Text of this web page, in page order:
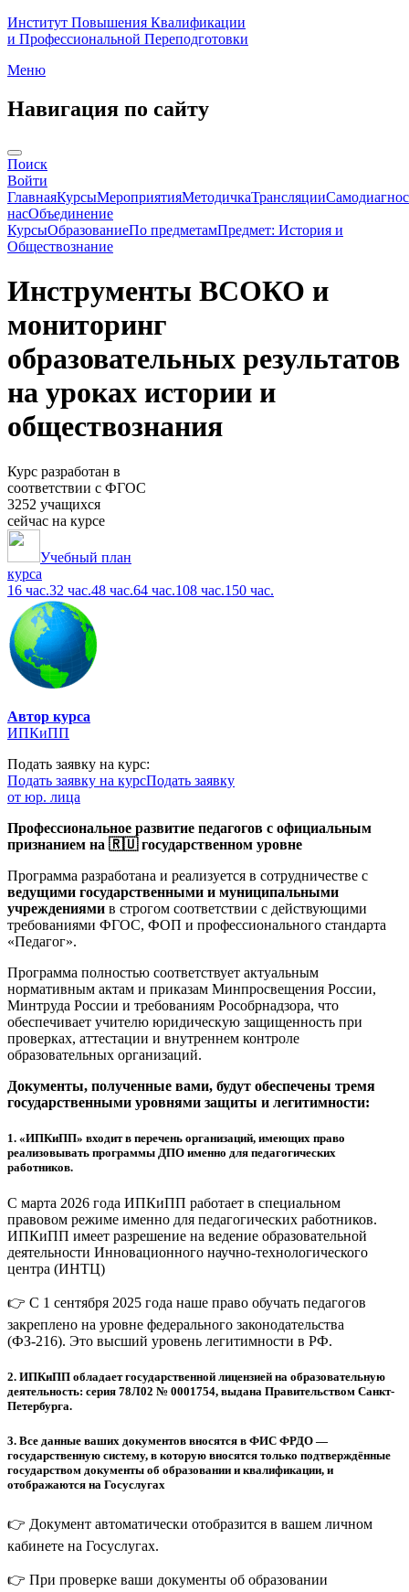
Институт Повышения Квалификации
и Профессиональной Переподготовки
Меню
Навигация по сайту
Поиск
Войти
ГлавнаяКурсыМероприятияМетодичкаТрансляции
насОбъединение
КурсыОбразованиеПо предметамПредмет: История и
Обществознание
Инструменты ВСОКО и
мониторинг
образовательных результатов
на уроках истории и
обществознания
Курс разработан в
соответствии с ФГОС
3252 учащихся
сейчас на курсе
Учебный план
курса
16 час.32 час.48 час.64 час.108 час.150 час.
Автор курса
ИПКиПП
Подать заявку на курс:
Подать заявку на курсПодать заявку
от юр. лица
Профессиональное развитие педагогов с официальным
признанием на 🇷🇺 государственном уровне
Программа разработана и реализуется в сотрудничестве с
ведущими государственными и муниципальными
учреждениями в строгом соответствии с действующими
требованиями ФГОС, ФОП и профессионального стандарта
«Педагог».
Программа полностью соответствует актуальным
нормативным актам и приказам Минпросвещения России,
Минтруда России и требованиям Рособрнадзора, что
обеспечивает учителю юридическую защищенность при
проверках, аттестации и внутреннем контроле
образовательных организаций.
Документы, полученные вами, будут обеспечены тремя
государственными уровнями защиты и легитимности:
1. «ИПКиПП» входит в перечень организаций, имеющих право
реализовывать программы ДПО именно для педагогических
работников.
С марта 2026 года ИПКиПП работает в специальном
правовом режиме именно для педагогических работников.
ИПКиПП имеет разрешение на ведение образовательной
деятельности Инновационного научно-технологического
центра (ИНТЦ)
👉 С 1 сентября 2025 года наше право обучать педагогов
закреплено на уровне федерального законодательства
(ФЗ-216). Это высший уровень легитимности в РФ.
2. ИПКиПП обладает государственной лицензией на образовательную
деятельность: серия 78Л02 № 0001754, выдана Правительством Санкт-
Петербурга.
3. Все данные ваших документов вносятся в ФИС ФРДО —
государственную систему, в которую вносятся только подтверждённые
государством документы об образовании и квалификации, и
отображаются на Госуслугах
👉 Документ автоматически отобразится в вашем личном
кабинете на Госуслугах.
👉 При проверке ваши документы об образовании